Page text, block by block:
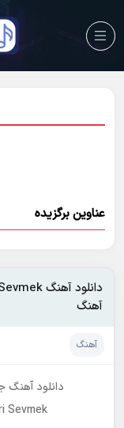
عناوین برگزیده
آهنگ
آهنگ
دانلود آهنگ
Sevmek